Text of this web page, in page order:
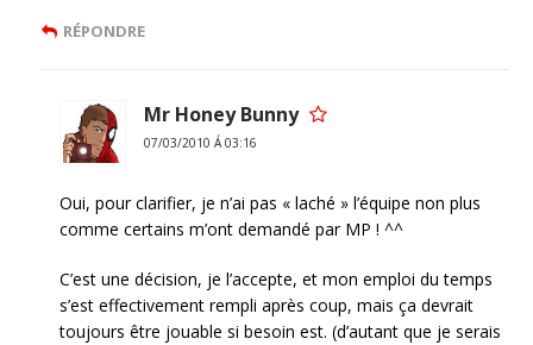
RÉPONDRE
Mr Honey Bunny
07/03/2010 Á 03:16
Oui, pour clarifier, je n’ai pas « laché » l’équipe non plus
comme certains m’ont demandé par MP ! ^^
C’est une décision, je l’accepte, et mon emploi du temps
s’est effectivement rempli après coup, mais ça devrait
toujours être jouable si besoin est. (d’autant que je serais